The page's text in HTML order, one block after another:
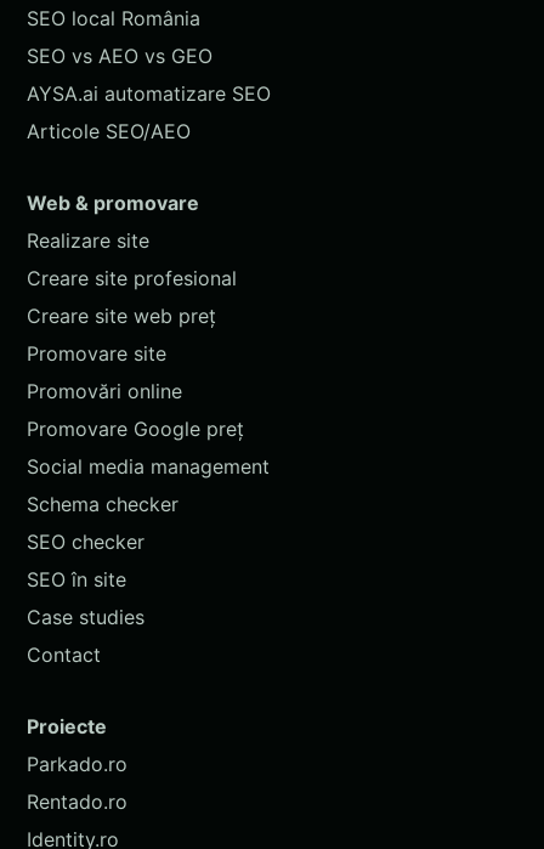
SEO local România
SEO vs AEO vs GEO
AYSA.ai automatizare SEO
Articole SEO/AEO
Web & promovare
Realizare site
Creare site profesional
Creare site web preț
Promovare site
Promovări online
Promovare Google preț
Social media management
Schema checker
SEO checker
SEO în site
Case studies
Contact
Proiecte
Parkado.ro
Rentado.ro
Identity.ro